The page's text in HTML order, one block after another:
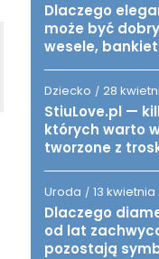
Dlaczego
może być
wesele,
Dziecko / 28
StiuLove.pl —
których warto
tworzone z
Uroda / 13 kwietnia
Dlaczego
od lat
pozostają